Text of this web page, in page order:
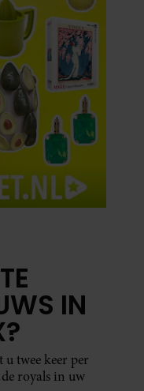
IN
twee keer per
royals in uw